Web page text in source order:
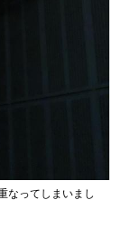
なってしまいまし